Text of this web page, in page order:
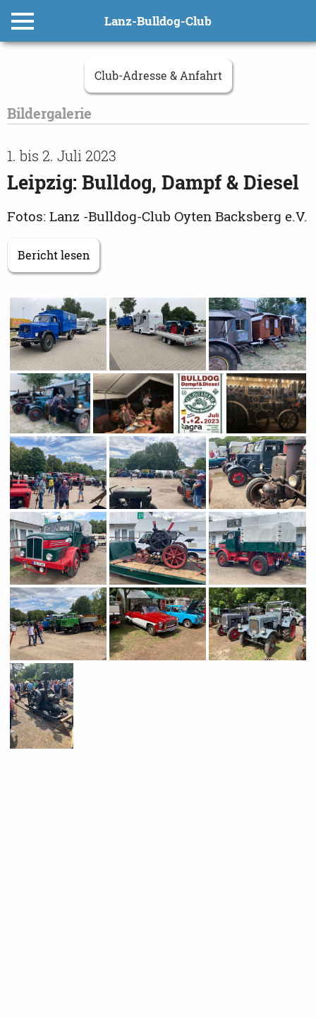
Lanz-Bulldog-Club
Club-Adresse & Anfahrt
Bildergalerie
1. bis 2. Juli 2023
Leipzig: Bulldog, Dampf & Diesel
Fotos: Lanz -Bulldog-Club Oyten Backsberg e.V.
Bericht lesen